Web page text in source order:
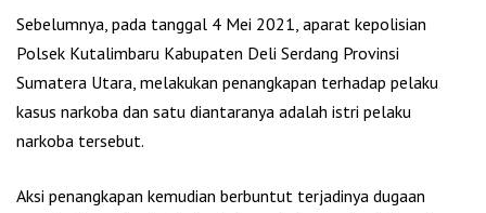
Sebelumnya, pada tanggal 4 Mei 2021, aparat kepolisian
Polsek Kutalimbaru Kabupaten Deli Serdang Provinsi
Sumatera Utara, melakukan penangkapan terhadap pelaku
kasus narkoba dan satu diantaranya adalah istri pelaku
narkoba tersebut.
Aksi penangkapan kemudian berbuntut terjadinya dugaan